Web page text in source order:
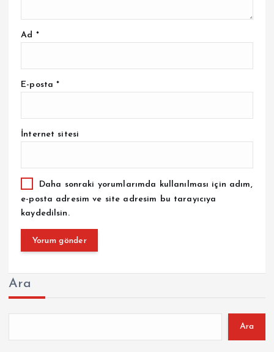
Ad *
E-posta*
İnternet sitesi
Daha sonraki yorumlarımda kullanılması için adım,
e-posta adresim ve site adresim bu tarayıcıya
kaydedilsin.
Ara
Ara